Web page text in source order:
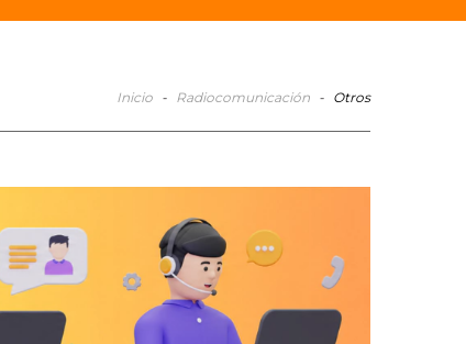
Inicio - Radiocomunicación - Otros